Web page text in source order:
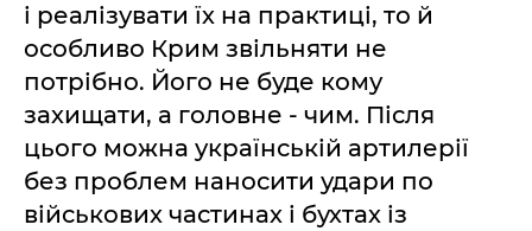
і реалізувати їх на практиці, то й
особливо Крим звільняти не
потрібно. Його не буде кому
захищати, а головне - чим. Після
цього можна українській артилерії
без проблем наносити удари по
військових частинах і бухтах із